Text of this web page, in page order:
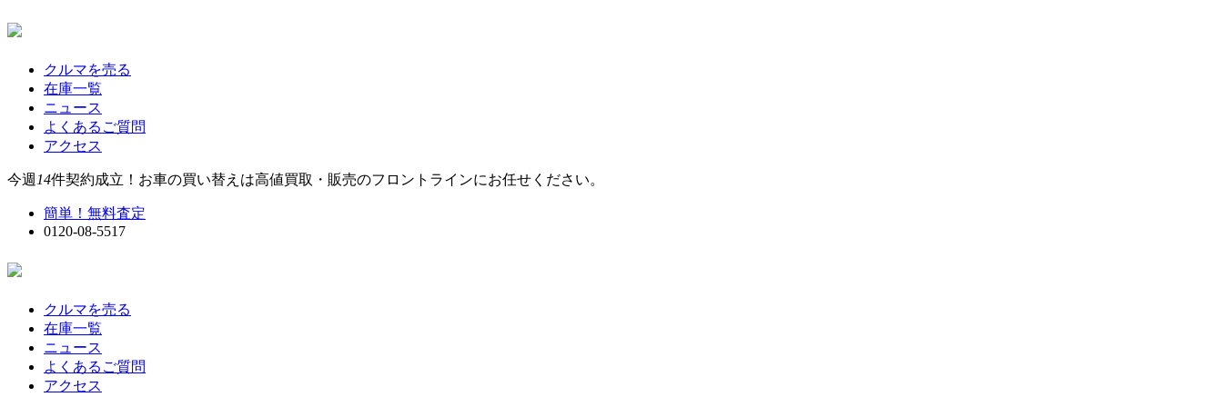
クルマを売る
在庫一覧
ニュース
よくあるご質問
アクセス
今週 14件契約成立！お車の買い替えは高値買取・販売のフロントラインにお任せください。
簡単！無料査定
0120-08-5517
クルマを売る
在庫一覧
ニュース
よくあるご質問
アクセス